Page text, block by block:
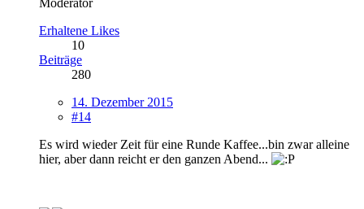
Erhaltene Likes
10
Beiträge
280
14. Dezember 2015
#14
Es wird wieder Zeit für eine Runde Kaffee...bin zwar alleine
hier, aber dann reicht er den ganzen Abend...